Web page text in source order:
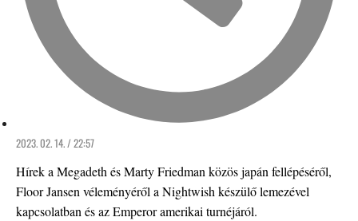
2023. 02. 14. / 22:57
Hírek a Megadeth és Marty Friedman közös japán fellépéséről,
Floor Jansen véleményéről a Nightwish készülő lemezével
kapcsolatban és az Emperor amerikai turnéjáról.